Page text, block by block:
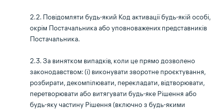
2.2. Повідомляти будь-який Код активації будь-якій особі,
окрім Постачальника або уповноважених представників
Постачальника.
2.3. За винятком випадків, коли це прямо дозволено
законодавством: (i) виконувати зворотне проєктування,
розбирати, декомпілювати, перекладати, відтворювати,
перетворювати або витягувати будь-яке Рішення або
будь-яку частину Рішення (включно з будь-якими